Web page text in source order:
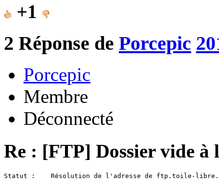
+1
2 Réponse de Porcepic
Porcepic
Membre
Déconnecté
Re : [FTP] Dossier vide à
Statut :    Résolution de l'adresse de ftp.toile-